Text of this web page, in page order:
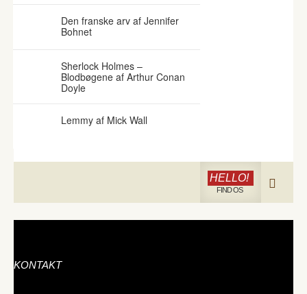
Den franske arv af Jennifer
Bohnet
Sherlock Holmes –
Blodbøgene af Arthur Conan
Doyle
Lemmy af Mick Wall
HELLO!
FIND OS
KONTAKT